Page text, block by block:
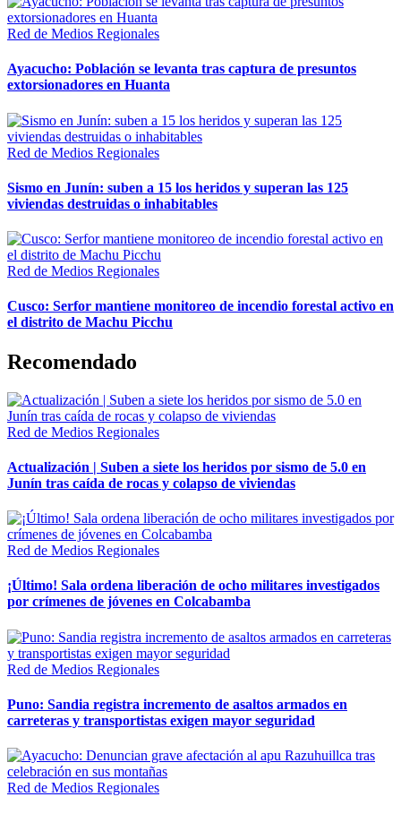
Red de Medios Regionales
Ayacucho: Población se levanta tras captura de presuntos
extorsionadores en Huanta
Red de Medios Regionales
Sismo en Junín: suben a 15 los heridos y superan las 125
viviendas destruidas o inhabitables
Red de Medios Regionales
Cusco: Serfor mantiene monitoreo de incendio forestal activo en
el distrito de Machu Picchu
Recomendado
Red de Medios Regionales
Actualización | Suben a siete los heridos por sismo de 5.0 en
Junín tras caída de rocas y colapso de viviendas
Red de Medios Regionales
¡Último! Sala ordena liberación de ocho militares investigados
por crímenes de jóvenes en Colcabamba
Red de Medios Regionales
Puno: Sandia registra incremento de asaltos armados en
carreteras y transportistas exigen mayor seguridad
Red de Medios Regionales